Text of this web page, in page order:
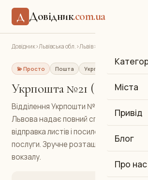
Д Довідник.com.ua
Міста
Привід
Блог
Про нас
Довідник›Львівська обл.›Львів›
💫 Просто Пошта Укрпошта
Укрпошта №21
Відділення Укрпошти №21 у
Львова надає повний спектр поштових
відправка листів і посилок, пенсійні
послуги. Зручне розташування
вокзалу.